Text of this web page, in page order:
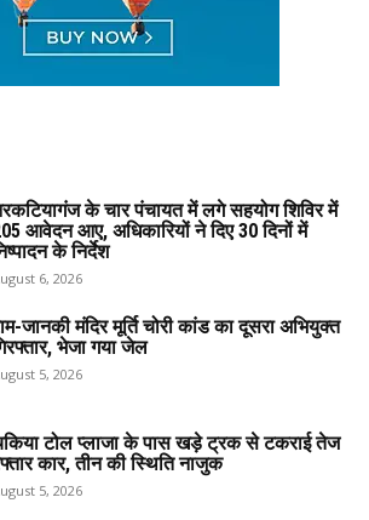
के चार पंचायत में लगे सहयोग शिविर में
आवेदन आए, अधिकारियों ने दिए 30 दिनों में
के निर्देश
6, 2026
जानकी मंदिर मूर्ति चोरी कांड का दूसरा अभियुक्त
भेजा गया जेल
5, 2026
टोल प्लाजा के पास खड़े ट्रक से टकराई तेज
कार, तीन की स्थिति नाजुक
5, 2026